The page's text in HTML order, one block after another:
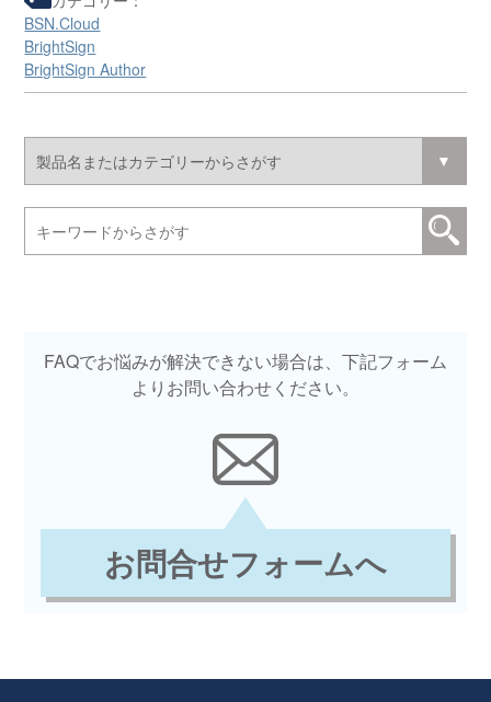
BSN.Cloud
BrightSign
BrightSign Author
FAQでお悩みが解決できない場合は、下記フォーム
よりお問い合わせください。
お問合せフォームへ